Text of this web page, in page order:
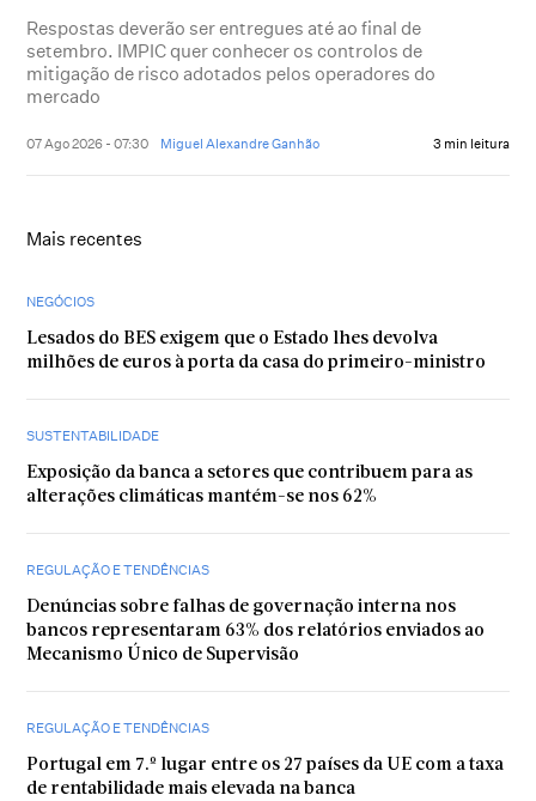
Respostas deverão ser entregues até ao final de
setembro. IMPIC quer conhecer os controlos de
mitigação de risco adotados pelos operadores do
mercado
07 Ago 2026 - 07:30 Miguel Alexandre Ganhão 3 min leitura
Mais recentes
NEGÓCIOS
Lesados do BES exigem que o Estado lhes devolva
milhões de euros à porta da casa do primeiro-ministro
SUSTENTABILIDADE
Exposição da banca a setores que contribuem para as
alterações climáticas mantém-se nos 62%
REGULAÇÃO E TENDÊNCIAS
Denúncias sobre falhas de governação interna nos
bancos representaram 63% dos relatórios enviados ao
Mecanismo Único de Supervisão
REGULAÇÃO E TENDÊNCIAS
Portugal em 7.º lugar entre os 27 países da UE com a taxa
de rentabilidade mais elevada na banca